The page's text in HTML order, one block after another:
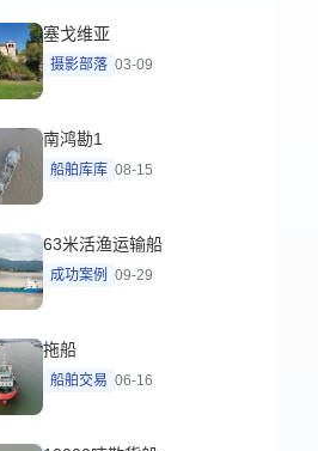
塞戈维亚
摄影部落 03-09
南鸿勘1
船舶库库 08-15
63米活渔运输船
成功案例 09-29
拖船
船舶交易 06-16